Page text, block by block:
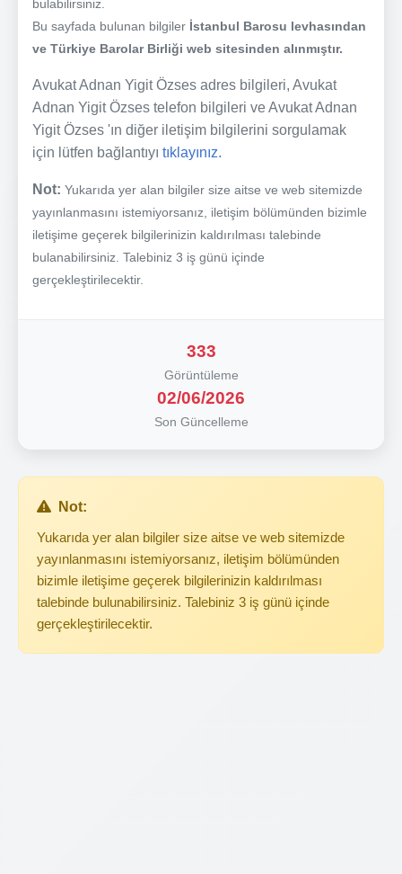
bulabilirsiniz.
Bu sayfada bulunan bilgiler İstanbul Barosu levhasından
ve Türkiye Barolar Birliği web sitesinden alınmıştır.
Avukat Adnan Yigit Özses adres bilgileri, Avukat
Adnan Yigit Özses telefon bilgileri ve Avukat Adnan
Yigit Özses 'ın diğer iletişim bilgilerini sorgulamak
için lütfen bağlantıyı tıklayınız.
Not: Yukarıda yer alan bilgiler size aitse ve web sitemizde
yayınlanmasını istemiyorsanız, iletişim bölümünden bizimle
iletişime geçerek bilgilerinizin kaldırılması talebinde
bulanabilirsiniz. Talebiniz 3 iş günü içinde
gerçekleştirilecektir.
333
Görüntüleme
02/06/2026
Son Güncelleme
Not:
Yukarıda yer alan bilgiler size aitse ve web sitemizde
yayınlanmasını istemiyorsanız, iletişim bölümünden
bizimle iletişime geçerek bilgilerinizin kaldırılması
talebinde bulunabilirsiniz. Talebiniz 3 iş günü içinde
gerçekleştirilecektir.